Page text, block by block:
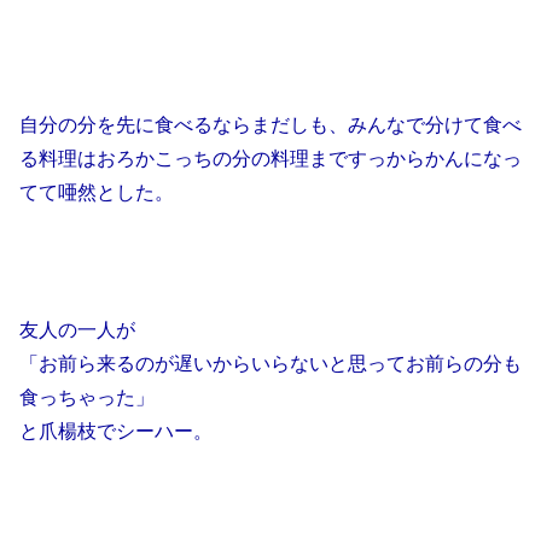
自分の分を先に食べるならまだしも、みんなで分けて食べ
る料理はおろかこっちの分の料理まですっからかんになっ
てて唖然とした。
友人の一人が
「お前ら来るのが遅いからいらないと思ってお前らの分も
食っちゃった」
と爪楊枝でシーハー。